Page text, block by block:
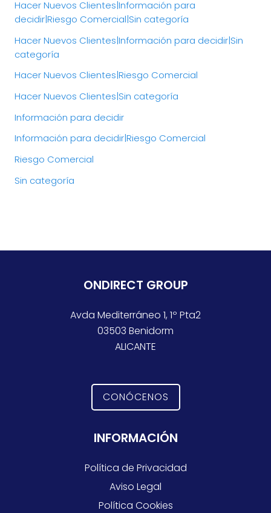
Hacer Nuevos Clientes|Información para
decidir|Riesgo Comercial|Sin categoría
Hacer Nuevos Clientes|Información para decidir|Sin
categoría
Hacer Nuevos Clientes|Riesgo Comercial
Hacer Nuevos Clientes|Sin categoría
Información para decidir
Información para decidir|Riesgo Comercial
Riesgo Comercial
Sin categoría
ONDIRECT GROUP
Avda Mediterráneo 1, 1º Pta2
03503 Benidorm
ALICANTE
CONÓCENOS
INFORMACIÓN
Política de Privacidad
Aviso Legal
Política Cookies